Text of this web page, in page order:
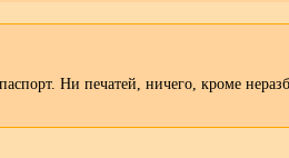
Ни печатей, ничего, кроме